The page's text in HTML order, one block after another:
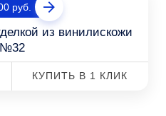
руб.
из винилискожи
№32
КУПИТЬ В 1 КЛИК